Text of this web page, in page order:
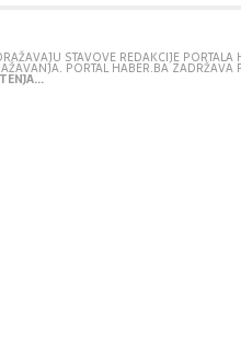
STAVOVE REDAKCIJE
PORTAL HABER.BA ZADRŽAVA